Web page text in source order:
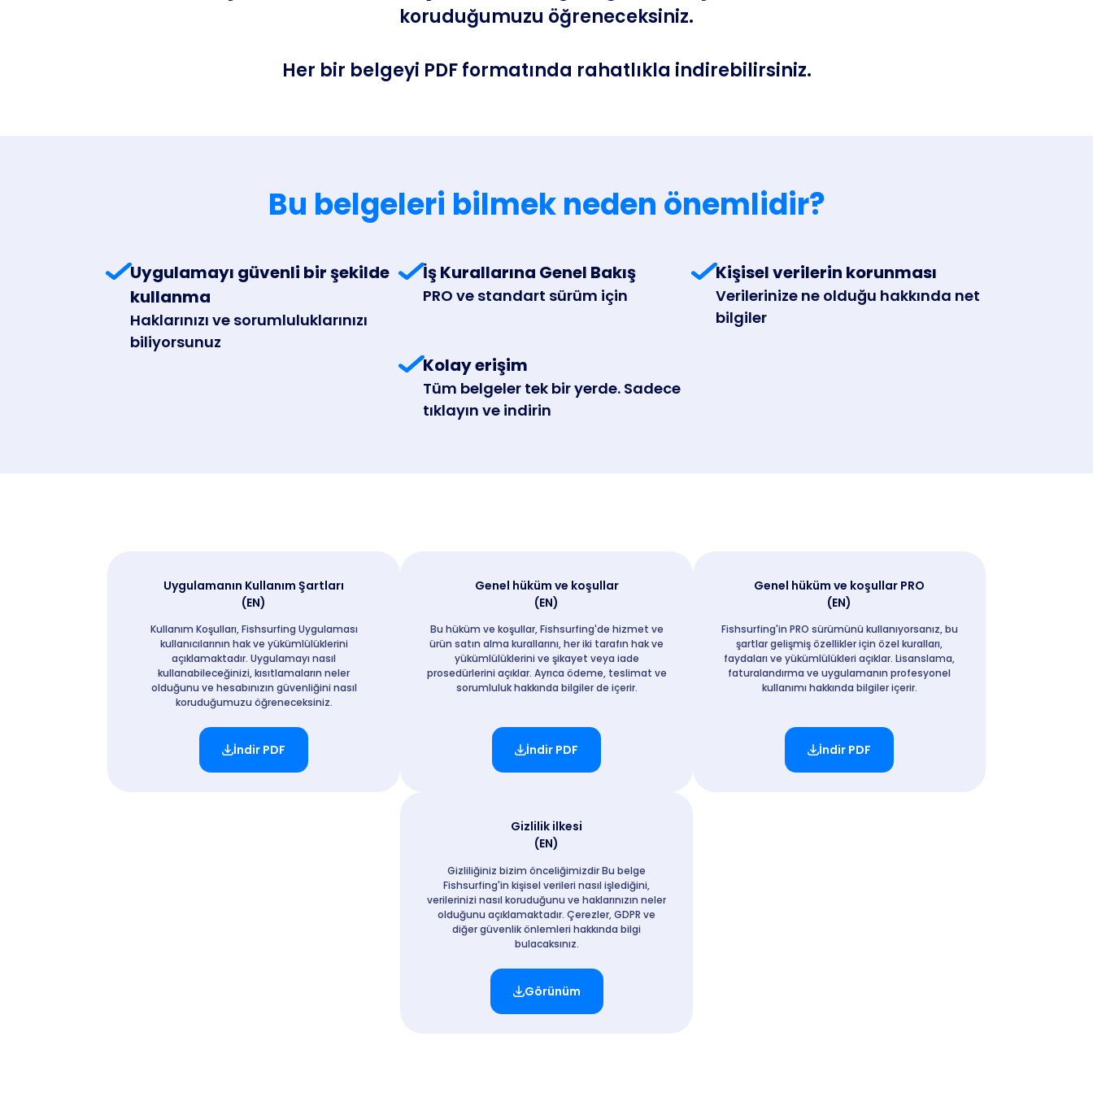
koruduğumuzu öğreneceksiniz.
Her bir belgeyi PDF formatında rahatlıkla indirebilirsiniz.
Bu belgeleri bilmek neden önemlidir?
Uygulamayı güvenli bir şekilde
kullanma
Haklarınızı ve sorumluluklarınızı
biliyorsunuz
İş Kurallarına Genel Bakış
PRO ve standart sürüm için
Kişisel verilerin korunması
Verilerinize ne olduğu hakkında net
bilgiler
Kolay erişim
Tüm belgeler tek bir yerde. Sadece
tıklayın ve indirin
Uygulamanın Kullanım Şartları
(EN)
Kullanım Koşulları, Fishsurfing Uygulaması
kullanıcılarının hak ve yükümlülüklerini
açıklamaktadır. Uygulamayı nasıl
kullanabileceğinizi, kısıtlamaların neler
olduğunu ve hesabınızın güvenliğini nasıl
koruduğumuzu öğreneceksiniz.
İndir PDF
Genel hüküm ve koşullar
(EN)
Bu hüküm ve koşullar, Fishsurfing'de hizmet ve
ürün satın alma kurallarını, her iki tarafın hak ve
yükümlülüklerini ve şikayet veya iade
prosedürlerini açıklar. Ayrıca ödeme, teslimat ve
sorumluluk hakkında bilgiler de içerir.
İndir PDF
Genel hüküm ve koşullar PRO
(EN)
Fishsurfing'in PRO sürümünü kullanıyorsanız, bu
şartlar gelişmiş özellikler için özel kuralları,
faydaları ve yükümlülükleri açıklar. Lisanslama,
faturalandırma ve uygulamanın profesyonel
kullanımı hakkında bilgiler içerir.
İndir PDF
Gizlilik ilkesi
(EN)
Gizliliğiniz bizim önceliğimizdir Bu belge
Fishsurfing'in kişisel verileri nasıl işlediğini,
verilerinizi nasıl koruduğunu ve haklarınızın neler
olduğunu açıklamaktadır. Çerezler, GDPR ve
diğer güvenlik önlemleri hakkında bilgi
bulacaksınız.
Görünüm